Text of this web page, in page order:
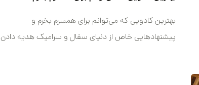
بهترین کادویی که می‌توانم برای همسرم بخرم و
پیشنهادهایی خاص از دنیای سفال و سرامیک هدیه دادن